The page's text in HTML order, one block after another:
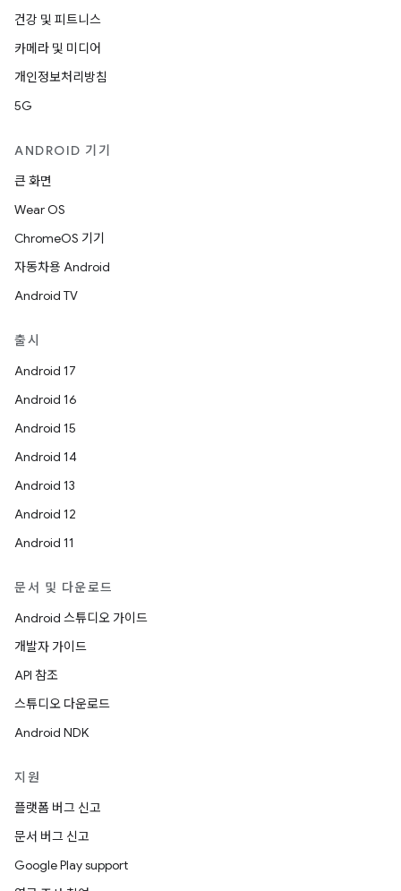
건강 및 피트니스
카메라 및 미디어
개인정보처리방침
5G
ANDROID 기기
큰 화면
Wear OS
ChromeOS 기기
자동차용 Android
Android TV
출시
Android 17
Android 16
Android 15
Android 14
Android 13
Android 12
Android 11
문서 및 다운로드
Android 스튜디오 가이드
개발자 가이드
API 참조
스튜디오 다운로드
Android NDK
지원
플랫폼 버그 신고
문서 버그 신고
Google Play support